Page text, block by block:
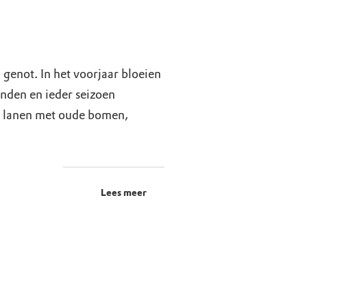
In het voorjaar bloeien
en ieder seizoen
met oude bomen,
Lees meer